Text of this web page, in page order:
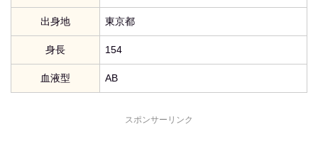
出身地 東京都
身長 154
血液型 AB
スポンサーリンク